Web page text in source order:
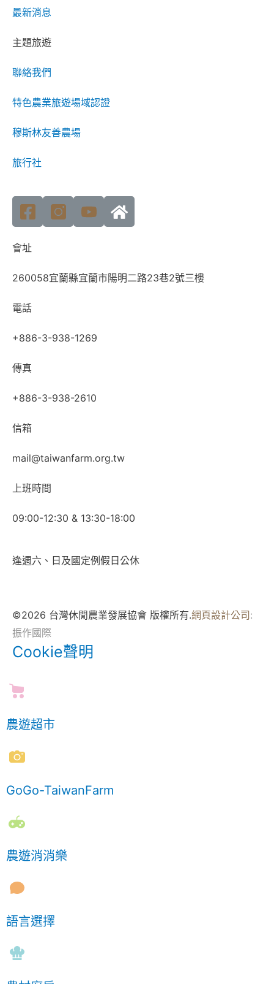
最新消息
主題旅遊
聯絡我們
特色農業旅遊場域認證
穆斯林友善農場
旅行社
會址
260058宜蘭縣宜蘭市陽明二路23巷2號三樓
電話
+886-3-938-1269
傳真
+886-3-938-2610
信箱
mail@taiwanfarm.org.tw
上班時間
09:00-12:30 & 13:30-18:00
逢週六、日及國定例假日公休
©2026 台灣休閒農業發展協會 版權所有.網頁設計公司 :
振作國際
Cookie聲明
農遊超市
GoGo-TaiwanFarm
農遊消消樂
語言選擇